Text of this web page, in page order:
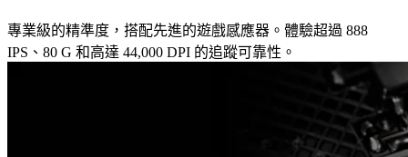
專業級的精準度，搭配先進的遊戲感應器。體驗超過 888
IPS、80 G 和高達 44,000 DPI 的追蹤可靠性。